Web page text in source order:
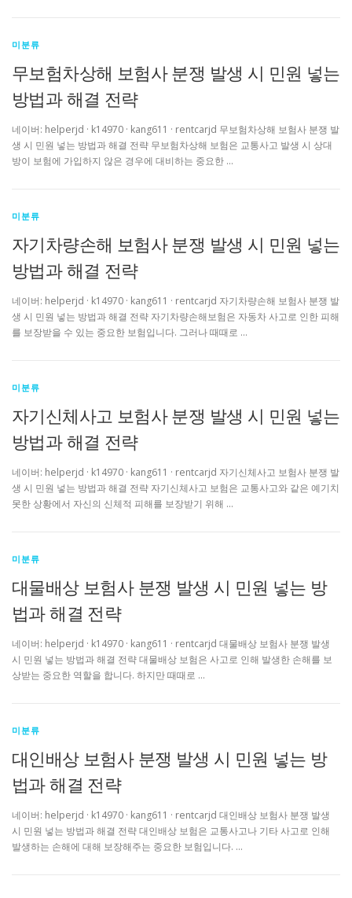
미분류
무보험차상해 보험사 분쟁 발생 시 민원 넣는
방법과 해결 전략
네이버: helperjd · k14970 · kang611 · rentcarjd 무보험차상해 보험사 분쟁 발
생 시 민원 넣는 방법과 해결 전략 무보험차상해 보험은 교통사고 발생 시 상대
방이 보험에 가입하지 않은 경우에 대비하는 중요한 …
미분류
자기차량손해 보험사 분쟁 발생 시 민원 넣는
방법과 해결 전략
네이버: helperjd · k14970 · kang611 · rentcarjd 자기차량손해 보험사 분쟁 발
생 시 민원 넣는 방법과 해결 전략 자기차량손해보험은 자동차 사고로 인한 피해
를 보장받을 수 있는 중요한 보험입니다. 그러나 때때로 …
미분류
자기신체사고 보험사 분쟁 발생 시 민원 넣는
방법과 해결 전략
네이버: helperjd · k14970 · kang611 · rentcarjd 자기신체사고 보험사 분쟁 발
생 시 민원 넣는 방법과 해결 전략 자기신체사고 보험은 교통사고와 같은 예기치
못한 상황에서 자신의 신체적 피해를 보장받기 위해 …
미분류
대물배상 보험사 분쟁 발생 시 민원 넣는 방
법과 해결 전략
네이버: helperjd · k14970 · kang611 · rentcarjd 대물배상 보험사 분쟁 발생
시 민원 넣는 방법과 해결 전략 대물배상 보험은 사고로 인해 발생한 손해를 보
상받는 중요한 역할을 합니다. 하지만 때때로 …
미분류
대인배상 보험사 분쟁 발생 시 민원 넣는 방
법과 해결 전략
네이버: helperjd · k14970 · kang611 · rentcarjd 대인배상 보험사 분쟁 발생
시 민원 넣는 방법과 해결 전략 대인배상 보험은 교통사고나 기타 사고로 인해
발생하는 손해에 대해 보장해주는 중요한 보험입니다. …